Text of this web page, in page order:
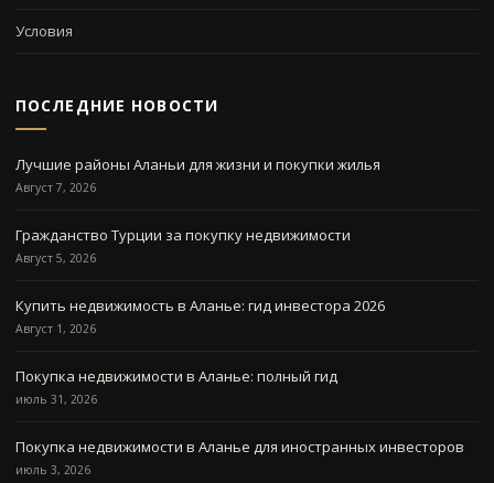
Условия
ПОСЛЕДНИЕ НОВОСТИ
Лучшие районы Аланьи для жизни и покупки жилья
Август 7, 2026
Гражданство Турции за покупку недвижимости
Август 5, 2026
Купить недвижимость в Аланье: гид инвестора 2026
Август 1, 2026
Покупка недвижимости в Аланье: полный гид
июль 31, 2026
Покупка недвижимости в Аланье для иностранных инвесторов
июль 3, 2026